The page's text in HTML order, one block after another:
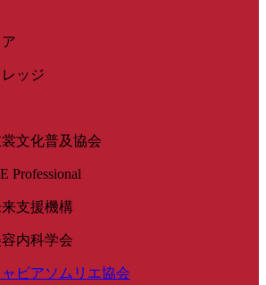
ッジ
文化普及協会
Professional
支援機構
内科学会
ビアソムリエ協会